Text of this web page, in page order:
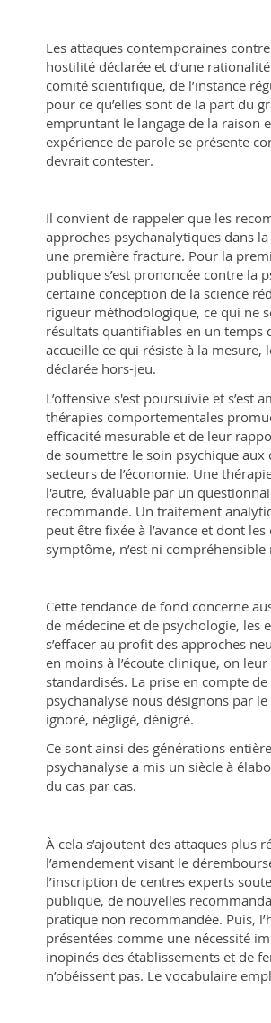
Les attaques contemporaines
hostilité déclarée et d’une
comité scientifique, de l’instance
pour ce qu’elles sont de la part du
empruntant le langage de la raison
expérience de parole se présente
devrait contester.
Il convient de rappeler que les
approches psychanalytiques dans
une première fracture. Pour la
publique s’est prononcée contre la
certaine conception de la science
rigueur méthodologique, ce qui ne
résultats quantifiables en un temps
accueille ce qui résiste à la mesure,
déclarée hors-jeu.
L’offensive s'est poursuivie et s’est
thérapies comportementales
efficacité mesurable et de leur
de soumettre le soin psychique
secteurs de l’économie. Une
l'autre, évaluable par un
recommande. Un traitement
peut être fixée à l’avance et dont
symptôme, n’est ni
Cette tendance de fond concerne
de médecine et de psychologie, les
s’effacer au profit des approches
en moins à l’écoute clinique, on
standardisés. La prise en compte
psychanalyse nous désignons par
ignoré, négligé, dénigré.
Ce sont ainsi des générations
psychanalyse a mis un siècle à
du cas par cas.
À cela s’ajoutent des attaques plus
l’amendement visant le
l’inscription de centres experts
publique, de nouvelles
pratique non recommandée. Puis,
présentées comme une nécessité
inopinés des établissements et de
n’obéissent pas. Le vocabulaire